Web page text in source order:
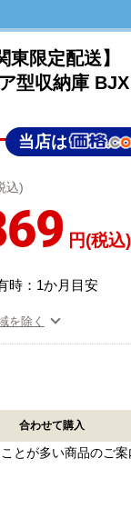
東限定配送】
型収納庫
当店は
込)
円(税込)
時：1か月目安
を除く
合わせて購入
とが多い商品のご案